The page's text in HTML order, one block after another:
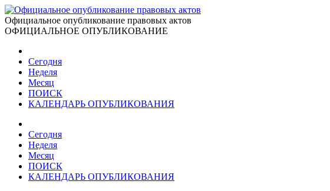
Официальное опубликование правовых актов
ОФИЦИАЛЬНОЕ ОПУБЛИКОВАНИЕ
Сегодня
Неделя
Месяц
ПОИСК
КАЛЕНДАРЬ ОПУБЛИКОВАНИЯ
Сегодня
Неделя
Месяц
ПОИСК
КАЛЕНДАРЬ ОПУБЛИКОВАНИЯ